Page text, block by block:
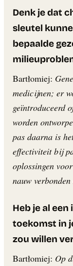
Denk je dat
sleutel
bepaalde
Bartłomiej:
medicijnen; er
geïntroduceerd
worden
pas daarna is
effectiviteit bij
oplossingen
nauw verbonden
Heb je al
toekomst in
zou willen
Bartłomiej: Op